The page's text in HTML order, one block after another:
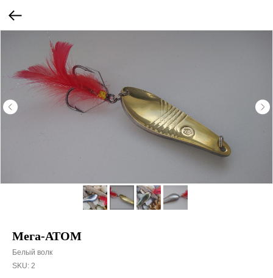
Мега-АТОМ
Белый волк
SKU: 2